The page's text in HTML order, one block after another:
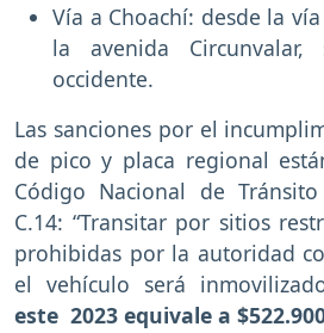
Vía a Choachí: desde la
la avenida
occidente.
Las sanciones por el
de pico y placa regional
Código Nacional de
C.14: “Transitar por sitios
prohibidas por la autoridad
el vehículo será
este 2023 equivale a